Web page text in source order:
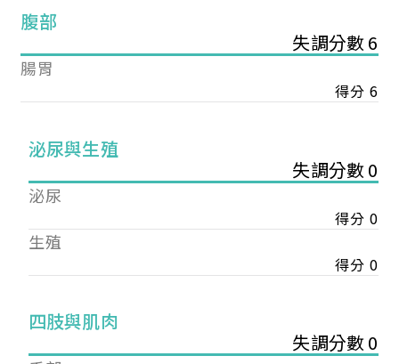
腹部
失調分數 6
腸胃
得分 6
泌尿與生殖
失調分數 0
泌尿
得分 0
生殖
得分 0
四肢與肌肉
失調分數 0
您已成功送出會員申請
您好，您的會員申請，已成功送出，經本協會理事